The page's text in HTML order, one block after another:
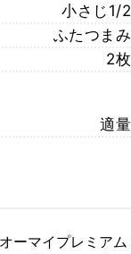
小さじ1/2
ふたつまみ
2枚
適量
ーマイプレミアム